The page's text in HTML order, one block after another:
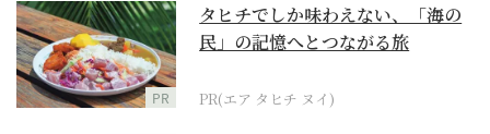
PR
タヒチでしか味わえない、「海の
民」の記憶へとつながる旅
PR(エア タヒチ ヌイ)